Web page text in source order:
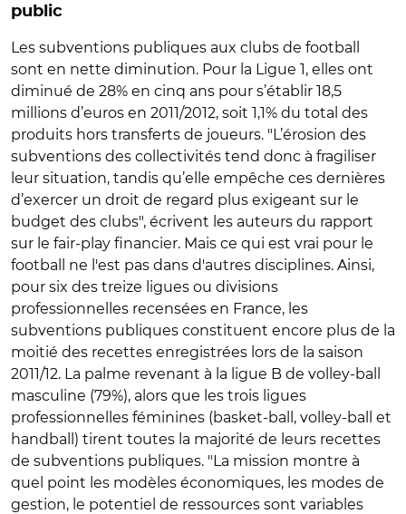
public
Les subventions publiques aux clubs de football
sont en nette diminution. Pour la Ligue 1, elles ont
diminué de 28% en cinq ans pour s’établir 18,5
millions d’euros en 2011/2012, soit 1,1% du total des
produits hors transferts de joueurs. "L’érosion des
subventions des collectivités tend donc à fragiliser
leur situation, tandis qu’elle empêche ces dernières
d’exercer un droit de regard plus exigeant sur le
budget des clubs", écrivent les auteurs du rapport
sur le fair-play financier. Mais ce qui est vrai pour le
football ne l'est pas dans d'autres disciplines. Ainsi,
pour six des treize ligues ou divisions
professionnelles recensées en France, les
subventions publiques constituent encore plus de la
moitié des recettes enregistrées lors de la saison
2011/12. La palme revenant à la ligue B de volley-ball
masculine (79%), alors que les trois ligues
professionnelles féminines (basket-ball, volley-ball et
handball) tirent toutes la majorité de leurs recettes
de subventions publiques. "La mission montre à
quel point les modèles économiques, les modes de
gestion, le potentiel de ressources sont variables